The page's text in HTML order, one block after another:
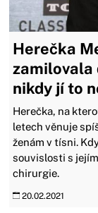
Herečka
zamilovala
nikdy jí to
Herečka, na
letech věnuje
ženám v tísni.
souvislosti s
chirurgie.
20.02.2021